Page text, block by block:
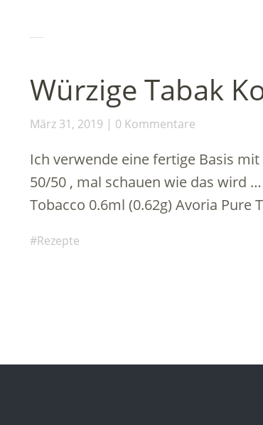
Würzige Tabak
März 31, 2019 0 Kommentare
Ich verwende eine fertige Basis
50/50 , mal schauen wie das wird
Tobacco 0.6ml (0.62g) Avoria Pure
Rezepte